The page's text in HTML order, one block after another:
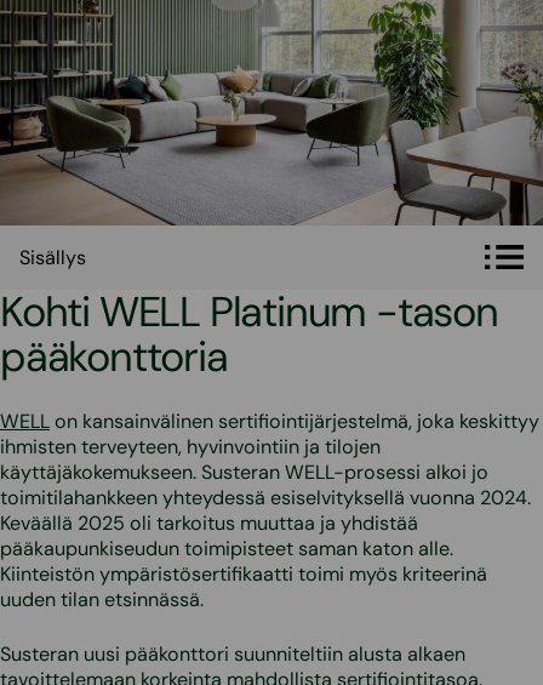
Sisällys
Kohti WELL Platinum -tason
pääkonttoria
WELLon kansainvälinen sertifiointijärjestelmä, joka keskittyy
ihmisten terveyteen, hyvinvointiin ja tilojen
käyttäjäkokemukseen. Susteran WELL-prosessi alkoi jo
toimitilahankkeen yhteydessä esiselvityksellä vuonna 2024.
Keväällä 2025 oli tarkoitus muuttaa ja yhdistää
pääkaupunkiseudun toimipisteet saman katon alle.
Kiinteistön ympäristösertifikaatti toimi myös kriteerinä
uuden tilan etsinnässä.
Susteran uusi pääkonttori suunniteltiin alusta alkaen
tavoittelemaan korkeinta mahdollista sertifiointitasoa.